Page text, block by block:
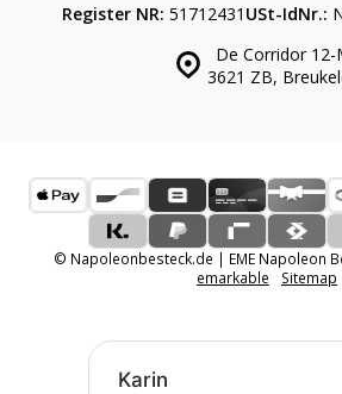
De Corridor 12-
3621 ZB,
Register NR: 51712431 USt-IdNr.:
© Napoleonbesteck.de | EME Napoleon
emarkable
Sitemap